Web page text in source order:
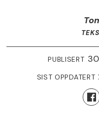
PUBLISERT
SIST OPPDATERT